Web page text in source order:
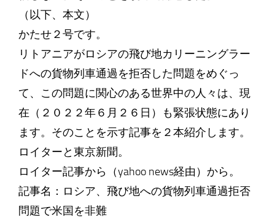
（以下、本文）
かたせ２号です。
リトアニアがロシアの飛び地カリーニングラー
ドへの貨物列車通過を拒否した問題をめぐっ
て、この問題に関心のある世界中の人々は、現
在（２０２２年６月２６日）も緊張状態にあり
ます。そのことを示す記事を２本紹介します。
ロイターと東京新聞。
ロイター記事から（yahoo news経由）から。
記事名：ロシア、飛び地への貨物列車通過拒否
問題で米国を非難